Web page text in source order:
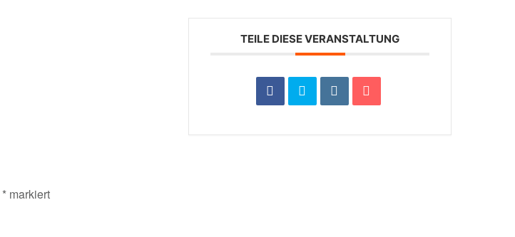
TEILE DIESE VERANSTALTUNG
* markiert